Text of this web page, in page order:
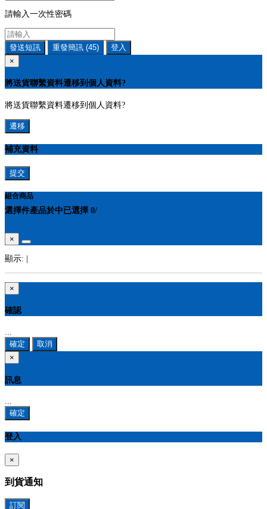
請輸入一次性密碼
發送短訊 重發簡訊 (45)
登入
×
將送貨聯繫資料遷移到個人資料?
將送貨聯繫資料遷移到個人資料?
遷移
補充資料
提交
組合商品
選擇件產品於中已選擇 0/
×
顯示:
×
確認
...
確定
取消
×
訊息
...
確定
登入
×
到貨通知
訂閱